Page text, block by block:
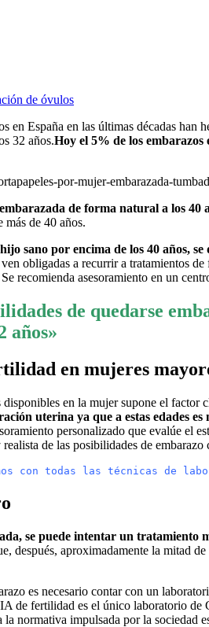
de óvulos
en España en las últimas décadas han
32 años.Hoy el 5% de los embarazos
de forma natural a los 40
más de 40 años.
sano por encima de los 40 años,
ven obligadas a recurrir a tratamientos
recomienda asesoramiento en un
de quedarse
años»
en mujeres
en la mujer supone el factor
uterina ya que a estas edades
personalizado que evalúe el
de las posibilidades de
con todas las técnicas de
se puede intentar un
después, aproximadamente la mitad
es necesario contar con un
de fertilidad es el único laboratorio de
la normativa impulsada por la